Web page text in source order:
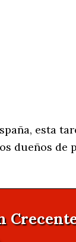
esta
dueños de